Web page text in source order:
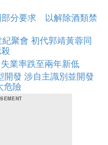
部分要求 以解除酒類禁
聚會 初代郭靖黃蓉同
業率跌至兩年新低
發 涉自主識別並開發
危險